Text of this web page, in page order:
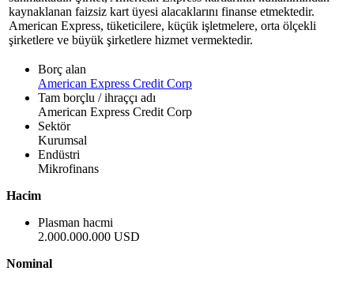
kaynaklanan faizsiz kart üyesi alacaklarını finanse etmektedir.
American Express, tüketicilere, küçük işletmelere, orta ölçekli
şirketlere ve büyük şirketlere hizmet vermektedir.
Borç alan
American Express Credit Corp
Tam borçlu / ihraççı adı
American Express Credit Corp
Sektör
Kurumsal
Endüstri
Mikrofinans
Hacim
Plasman hacmi
2.000.000.000 USD
Nominal